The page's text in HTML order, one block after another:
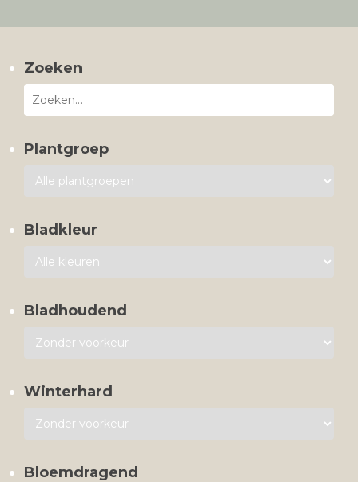
Zoeken
Plantgroep
Bladkleur
Bladhoudend
Winterhard
Bloemdragend